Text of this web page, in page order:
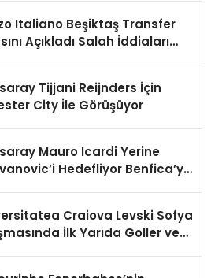
Italiano Beşiktaş Transfer
Açıkladı Salah İddiaları
Tijjani Reijnders İçin
City İle Görüşüyor
Mauro Icardi Yerine
Hedefliyor Benfica’ya
Craiova Levski Sofya
İlk Yarıda Goller ve